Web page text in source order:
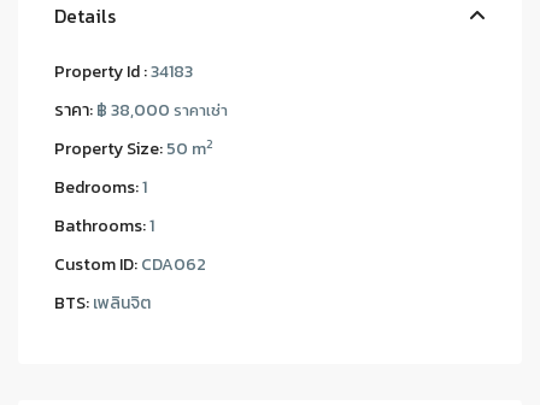
Details
Property Id :34183
ราคา:฿ 38,000ราคาเช่า
Property Size:50 m2
Bedrooms:1
Bathrooms:1
Custom ID:CDA062
BTS:เพลินจิต